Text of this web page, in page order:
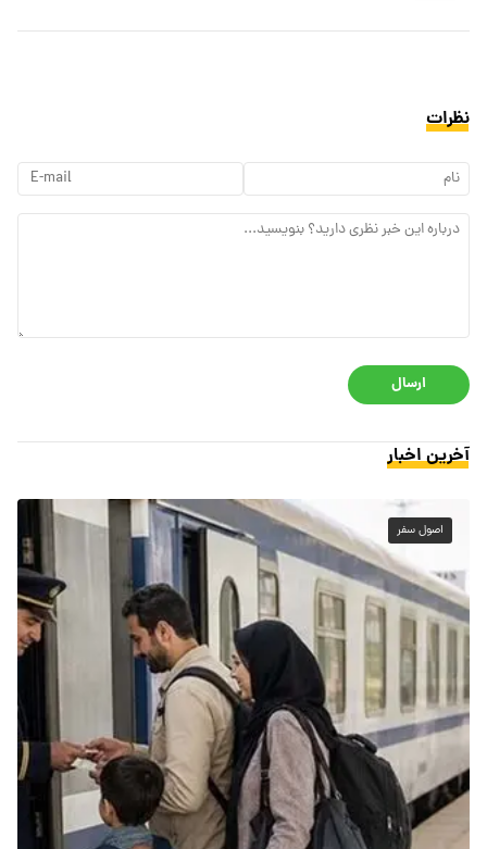
نظرات
ارسال
آخرین اخبار
اصول سفر